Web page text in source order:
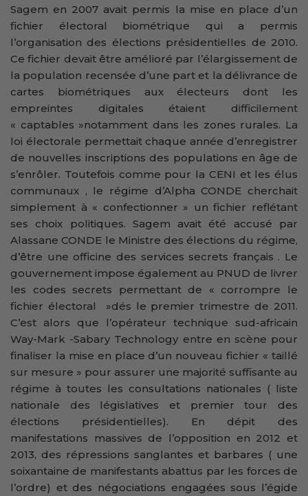
Sagem en 2007 avait permis la mise en place d’un
fichier électoral biométrique qui a permis
l’organisation des élections présidentielles de 2010.
Ce fichier devait être amélioré par l’élargissement de
la population recensée d’une part et la délivrance de
cartes biométriques aux électeurs dont les
empreintes digitales étaient difficilement
« captables »notamment dans les zones rurales. La
loi électorale permettait chaque année d’enregistrer
de nouvelles inscriptions des populations en âge de
s’enrôler. Toutefois comme pour la CENI et les élus
communaux , le régime d’Alpha CONDE cherchait
simplement à « confectionner » un fichier reflétant
ses choix politiques. Sagem avait été accusé par
Alassane CONDE le Ministre des élections du régime,
d’être une officine des services secrets français . Le
gouvernement impose également au PNUD de livrer
les codes secrets permettant de « corrompre le
fichier électoral »dés le premier trimestre de 2011.
C’est alors que l’opérateur technique sud-africain
Way-Mark -Sabary Technology entre en scène pour
finaliser la mise en place d’un nouveau fichier « taillé
sur mesure » pour assurer une majorité suffisante au
régime à toutes les consultations nationales ( liste
nationale des législatives et premier tour des
élections présidentielles). En dépit des
manifestations massives de l’opposition en 2012 et
2013, des répressions sanglantes et barbares ( une
soixantaine de manifestants abattus par les forces de
l’ordre) et des négociations engagées sous l’égide